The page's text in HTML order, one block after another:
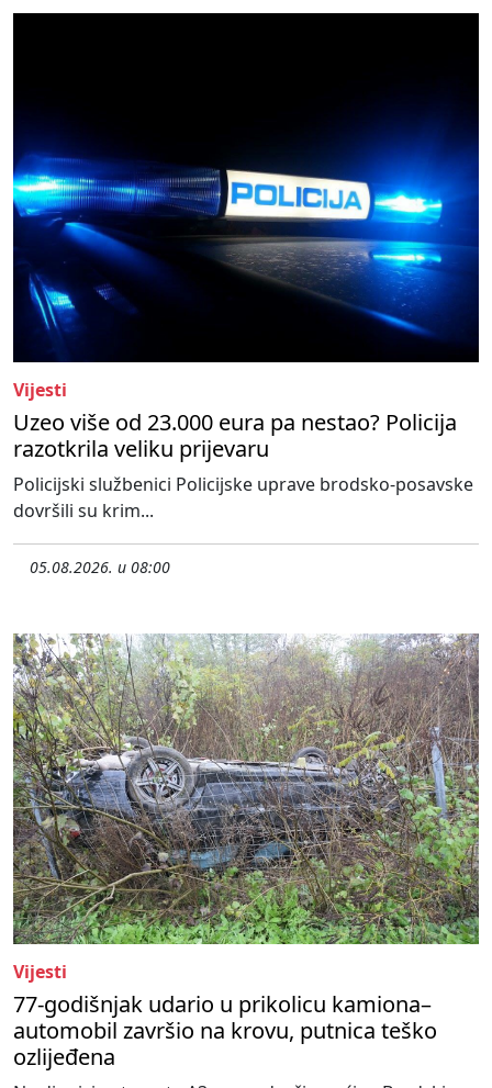
Vijesti
Uzeo više od 23.000 eura pa nestao? Policija
razotkrila veliku prijevaru
Policijski službenici Policijske uprave brodsko-posavske
dovršili su krim...
05.08.2026. u 08:00
Vijesti
77-godišnjak udario u prikolicu kamiona–
automobil završio na krovu, putnica teško
ozlijeđena